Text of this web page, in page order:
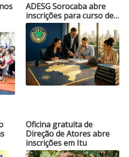
ADESG Sorocaba abre
inscrições para curso de…
Oficina gratuita de
Direção de Atores abre
inscrições em Itu